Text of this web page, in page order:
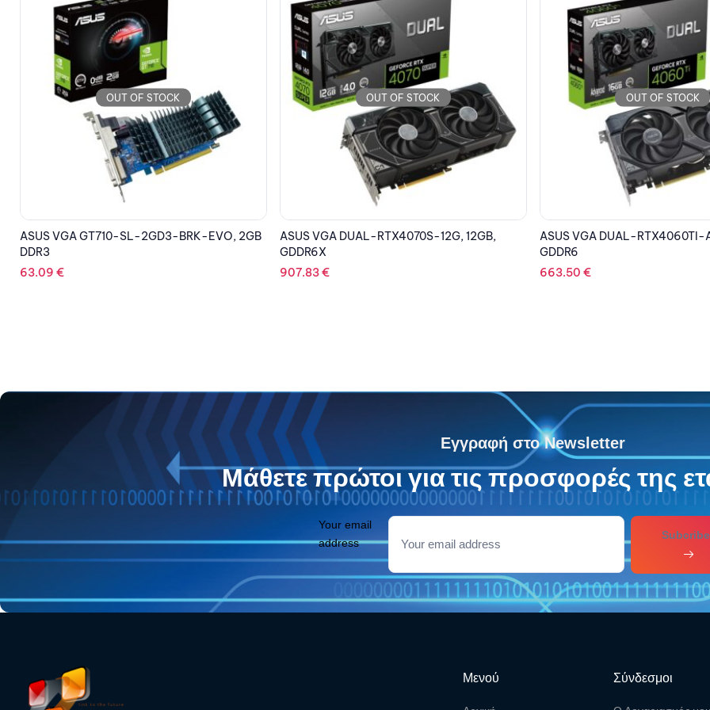
OUT OF STOCK
ASUS VGA DUAL-RTX4070S-12G, 12GB,
GDDR6X
907.83€
OUT OF STOCK
ASUS VGA DUAL-RTX4060TI-A16G, 16GB,
GDDR6
663.50€
OUT OF STOCK
GIGABYTE VGA GV-
8GB, GDDR6
602.64€
Εγγραφή στο Newsletter
Μάθετε πρώτοι για τις προσφορές της
Your email
address
Μενού Σύνδεσμοι